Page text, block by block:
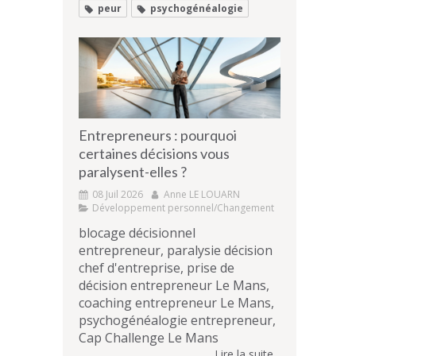
peur
psychogénéalogie
Entrepreneurs : pourquoi
certaines décisions vous
paralysent-elles ?
08 Juil 2026
Anne LE LOUARN
Développement personnel/Changement
blocage décisionnel
entrepreneur, paralysie décision
chef d'entreprise, prise de
décision entrepreneur Le Mans,
coaching entrepreneur Le Mans,
psychogénéalogie entrepreneur,
Cap Challenge Le Mans